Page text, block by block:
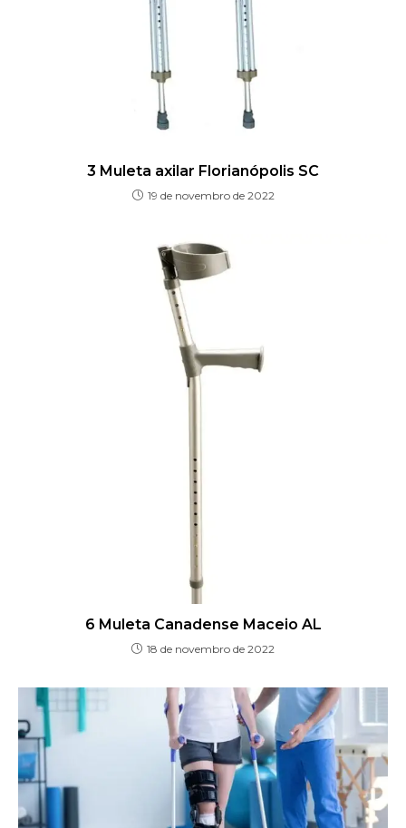
3 Muleta axilar Florianópolis SC
19 de novembro de 2022
6 Muleta Canadense Maceio AL
18 de novembro de 2022